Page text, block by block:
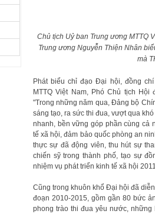
Chủ tịch Uỷ ban Trung ương MTTQ
Trung ương Nguyễn Thiện Nhân
mà
Phát biểu chỉ đạo Đại hội, đồng
MTTQ Việt Nam, Phó Chủ tịch
"Trong những năm qua, Đảng bộ
sáng tạo, ra sức thi đua, vượt qua
nhanh, bền vững góp phần cùng cả
tế xã hội, đảm bảo quốc phòng an
thực sự đã động viên, thu hút sự
chiến sỹ trong thành phố, tạo sự
nhiệm vụ phát triển kinh tế xã hội
Cũng trong khuôn khổ Đại hội đã
đoạn 2010-2015, gồm gần 80 bức
phong trào thi đua yêu nước,